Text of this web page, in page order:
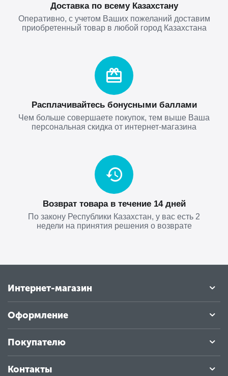
Доставка по всему Казахстану
Оперативно, с учетом Ваших пожеланий доставим
приобретенный товар в любой город Казахстана
Расплачивайтесь бонусными баллами
Чем больше совершаете покупок, тем выше Ваша
персональная скидка от интернет-магазина
Возврат товара в течение 14 дней
По закону Республики Казахстан, у вас есть 2
недели на принятия решения о возврате
Интернет-магазин
Оформление
Покупателю
Контакты